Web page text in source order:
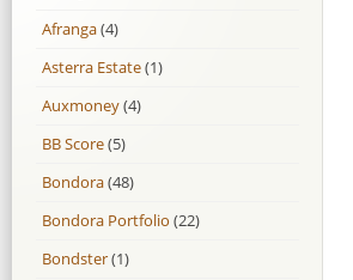
Afranga(4)
Asterra Estate(1)
Auxmoney(4)
BB Score(5)
Bondora(48)
Bondora Portfolio (22)
Bondster(1)